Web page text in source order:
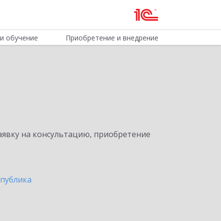
обучение Приобретение и внедрение
на консультацию, приобретение